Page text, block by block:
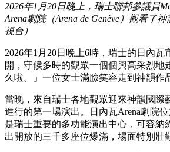
2026年1月20日晚上，瑞士聯邦參議員
Arena劇院（Arena de Genève）觀看了
視台）
2026年1月20日晚上6時，瑞士的日內瓦
開，守候多時的觀眾一個個興高采烈地
久啦。」一位女士滿臉笑容走到神韻作
當晚，來自瑞士各地觀眾迎來神韻國際
進行的第一場演出。日內瓦Arena劇院
是瑞士重要的多功能演出中心，可容納
出開放的三千多座位爆滿，場面特別壯